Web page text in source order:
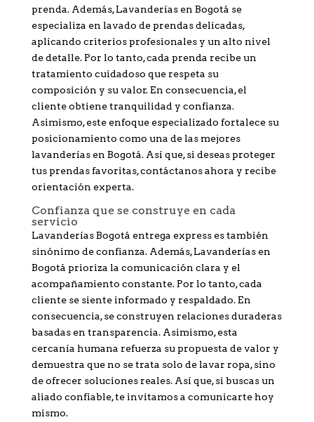
prenda. Además, Lavanderías en Bogotá se
especializa en lavado de prendas delicadas,
aplicando criterios profesionales y un alto nivel
de detalle. Por lo tanto, cada prenda recibe un
tratamiento cuidadoso que respeta su
composición y su valor. En consecuencia, el
cliente obtiene tranquilidad y confianza.
Asimismo, este enfoque especializado fortalece su
posicionamiento como una de las mejores
lavanderías en Bogotá. Así que, si deseas proteger
tus prendas favoritas, contáctanos ahora y recibe
orientación experta.
Confianza que se construye en cada
servicio
Lavanderías Bogotá entrega express es también
sinónimo de confianza. Además, Lavanderías en
Bogotá prioriza la comunicación clara y el
acompañamiento constante. Por lo tanto, cada
cliente se siente informado y respaldado. En
consecuencia, se construyen relaciones duraderas
basadas en transparencia. Asimismo, esta
cercanía humana refuerza su propuesta de valor y
demuestra que no se trata solo de lavar ropa, sino
de ofrecer soluciones reales. Así que, si buscas un
aliado confiable, te invitamos a comunicarte hoy
mismo.